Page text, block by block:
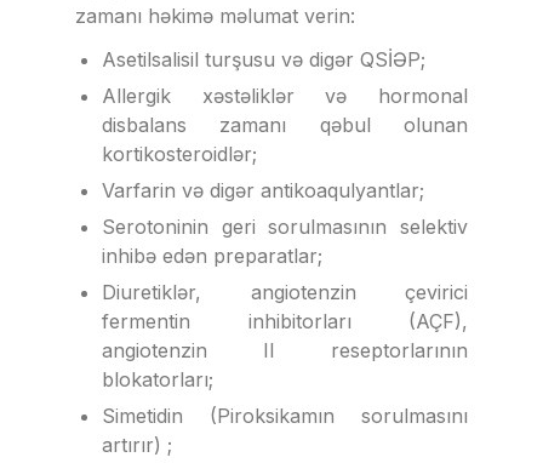
zamanı həkimə məlumat verin:
Asetilsalisil turşusu və digər QSİƏP;
Allergik xəstəliklər və hormonal
disbalans zamanı qəbul olunan
kortikosteroidlər;
Varfarin və digər antikoaqulyantlar;
Serotoninin geri sorulmasının selektiv
inhibə edən preparatlar;
Diuretiklər, angiotenzin çevirici
fermentin inhibitorları (AÇF),
angiotenzin II reseptorlarının
blokatorları;
Simetidin (Piroksikamın sorulmasını
artırır) ;